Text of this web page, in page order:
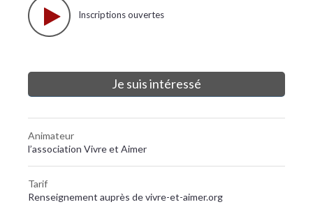
Inscriptions ouvertes
Je suis intéressé
Animateur
l’association Vivre et Aimer
Tarif
Renseignement auprès de vivre-et-aimer.org